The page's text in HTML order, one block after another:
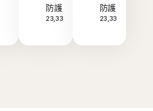
防護
23,33
防護
23,33